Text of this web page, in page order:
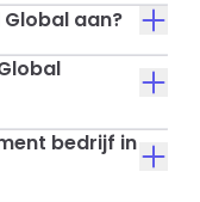
aan?
bedrijf in